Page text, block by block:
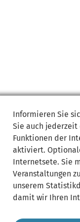
Informieren Sie
Sie auch
Funktionen der
aktiviert.
Internetsete. Sie
Veranstaltungen
unserem
damit wir Ihren